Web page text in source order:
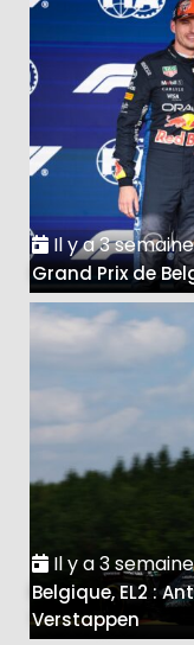
Il y a 3
Grand Prix de
Il y a 3
Belgique, EL2 :
Verstappen